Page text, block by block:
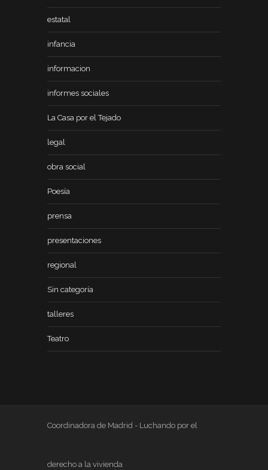
estatal
infancia
informacion
informes sociales
La Casa por el Tejado
legal
obra social
Poesía
prensa
presentaciones
regional
Sin categoría
talleres
Teatro
Coordinadora de Madrid - Luchando por el
derecho a la vivienda